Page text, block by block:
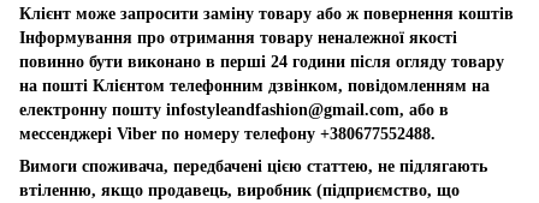
Клієнт може запросити заміну товару або ж повернення коштів
Інформування про отримання товару неналежної якості
повинно бути виконано в перші 24 години після огляду товару
на пошті Клієнтом телефонним дзвінком, повідомленням на
електронну пошту infostyleandfashion@gmail.com, або в
мессенджері Viber по номеру телефону +380677552488.
Вимоги споживача, передбачені цією статтею, не підлягають
втіленню, якщо продавець, виробник (підприємство, що